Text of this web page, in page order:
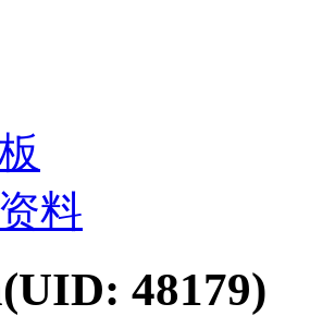
料
(UID: 48179)